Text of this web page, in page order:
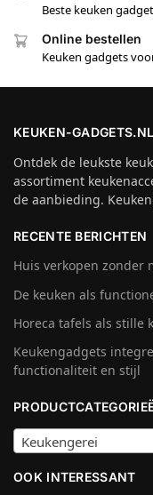
Beste keuken
Online bestellen
Keuken gadgets
KEUKEN-GADGETS.NL
Ontdek de leukste
assortiment
de aanbieding.
RECENTE BERICHTEN
Huis verkopen zonder
De keuken als
Horeca tafels als stille
Keukengadgets
functionaliteit en stijl
Keukengerei
OOK INTERESSANT